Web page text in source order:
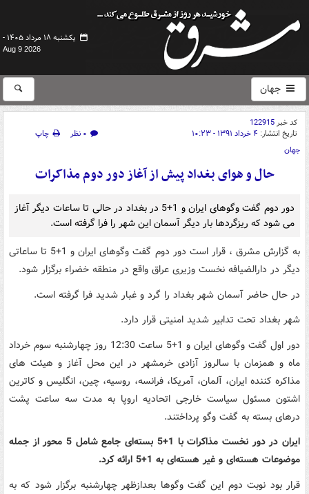
یکشنبه ۱۸ مرداد ۱۴۰۵ -
Aug 9 2026
جهان
کد خبر122915
تاریخ انتشار: ۴ خرداد ۱۳۹۱ - ۱۰:۲۳ ۰ نظر
چاپ
جهان
حال و هوای بغداد پیش از آغاز دور دوم مذاکرات
دور دوم گفت وگوهای ایران و 1+5 در بغداد در حالی تا ساعات دیگر آغاز
می شود که ریزگردها بار دیگر آسمان این شهر را فرا گرفته است.
به گزارش مشرق ، قرار است دور دوم گفت وگوهای ایران و 1+5 تا ساعاتی
دیگر در دارالضیافه نخست وزیری عراق واقع در منطقه خضراء برگزار شود.
در حال حاضر آسمان شهر بغداد را گرد و غبار شدید فرا گرفته است.
شهر بغداد تحت تدابیر شدید امنیتی قرار دارد.
دور اول گفت وگوهای ایران و 1+5 ساعت 12:30 روز چهارشنبه سوم خرداد
ماه و همزمان با سالروز آزادی خرمشهر در این محل آغاز و هیئت های
مذاکره کننده ایران، آلمان، آمریکا، فرانسه، روسیه، چین، انگلیس و کاترین
اشتون مسئول سیاست خارجی اتحادیه اروپا به مدت سه ساعت پشت
درهای بسته به گفت وگو پرداختند.
ایران در دور نخست مذاکرات با 1+5 بسته‌ای جامع شامل 5 محور از جمله
موضوعات هسته‌ای و غیر هسته‌ای به 1+5 ارائه کرد.
قرار بود نوبت دوم این گفت وگوها بعدازظهر چهارشنبه برگزار شود که به